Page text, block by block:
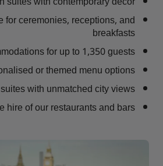
for ceremonies, receptions, and
breakfasts
for up to 1,350 guests
or themed menu options
with unmatched city views
hire of our restaurants and bars